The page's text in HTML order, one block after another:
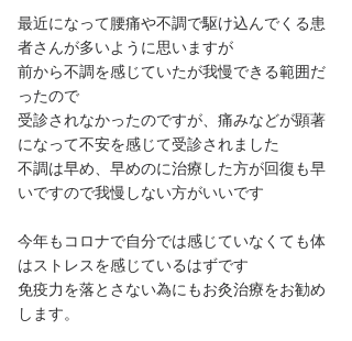
最近になって腰痛や不調で駆け込んでくる患
者さんが多いように思いますが
前から不調を感じていたが我慢できる範囲だ
ったので
受診されなかったのですが、痛みなどが顕著
になって不安を感じて受診されました
不調は早め、早めのに治療した方が回復も早
いですので我慢しない方がいいです
今年もコロナで自分では感じていなくても体
はストレスを感じているはずです
免疫力を落とさない為にもお灸治療をお勧め
します。